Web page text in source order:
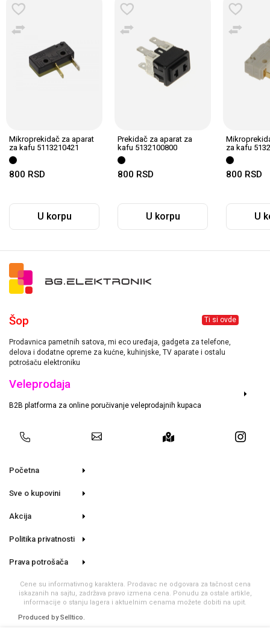
Mikroprekidač za aparat
za kafu 5113210421
800 RSD
U korpu
Prekidač za aparat za
kafu 5132100800
800 RSD
U korpu
za kafu
800 RSD
U
Ti si ovde
Šop
Prodavnica pametnih satova, mi eco uređaja, gadgeta za telefone,
delova i dodatne opreme za kućne, kuhinjske, TV aparate i ostalu
potrošaču elektroniku
Veleprodaja
B2B platforma za online poručivanje veleprodajnih kupaca
Početna
Sve o kupovini
Akcija
Politika privatnosti
Prava potrošača
Cene su informativnog karaktera. Prodavac ne odgovara za tačnost cena
iskazanih na sajtu, zadržava pravo izmena cena. Ponudu za ostale artikle,
informacije o stanju lagera i aktuelnim cenama možete dobiti na upit.
Produced bySelltico.